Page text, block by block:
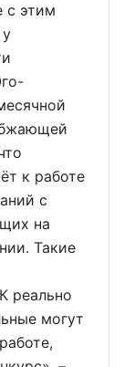
с этим
к работе
с
на
Такие
реально
могут